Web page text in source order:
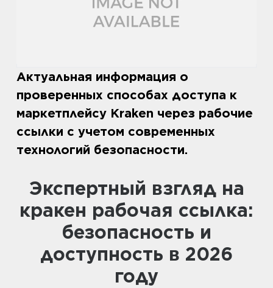
Актуальная информация о
проверенных способах доступа к
маркетплейсу Kraken через рабочие
ссылки с учетом современных
технологий безопасности.
Экспертный взгляд на
кракен рабочая ссылка:
безопасность и
доступность в 2026
году